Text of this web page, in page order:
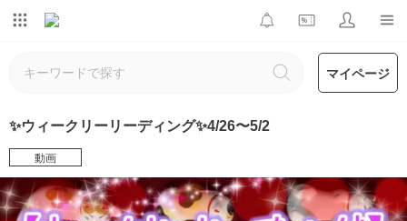
マイページ
✨ウィークリーリーディング✨4/26〜5/2
動画